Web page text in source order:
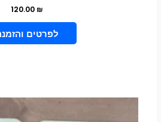
120.00 ₪
בחר אפשרויות